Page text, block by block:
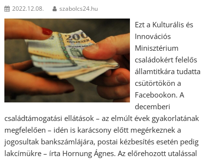
2022.12.08. szabolcs24.hu
Ezt a Kulturális és
Innovációs
Minisztérium
családokért felelős
államtitkára tudatta
csütörtökön a
Facebookon. A
decemberi
családtámogatási ellátások – az elmúlt évek gyakorlatának
megfelelően – idén is karácsony előtt megérkeznek a
jogosultak bankszámlájára, postai kézbesítés esetén pedig
lakcímükre – írta Hornung Ágnes. Az előrehozott utalással